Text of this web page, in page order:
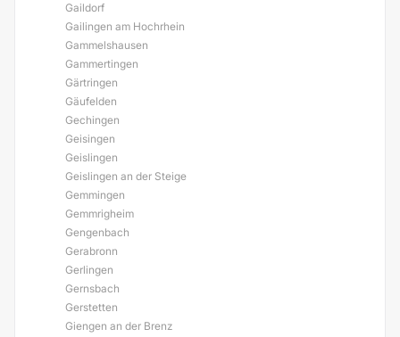
Gaildorf
Gailingen am Hochrhein
Gammelshausen
Gammertingen
Gärtringen
Gäufelden
Gechingen
Geisingen
Geislingen
Geislingen an der Steige
Gemmingen
Gemmrigheim
Gengenbach
Gerabronn
Gerlingen
Gernsbach
Gerstetten
Giengen an der Brenz